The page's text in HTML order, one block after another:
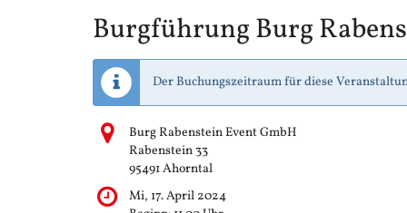
Burgführung Burg
Der Buchungszeitraum für diese
Burg Rabenstein Event GmbH
Rabenstein 33
95491 Ahorntal
Mi, 17. April 2024